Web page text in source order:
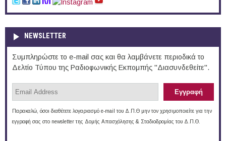
NEWSLETTER
Συμπληρώστε το e-mail σας και θα λαμβάνετε περιοδικά το
Δελτίο Τύπου της Ραδιοφωνικής Εκπομπής "Διασυνδεθείτε".
Παρακαλώ, όσοι διαθέτετε λογαριασμό e-mail του Δ.Π.Θ μην τον χρησιμοποιείτε για την
εγγραφή σας στο newsletter της Δομής Απασχόλησης & Σταδιοδρομίας του Δ.Π.Θ.